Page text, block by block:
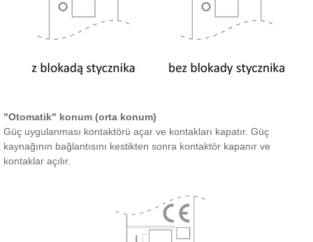
"Otomatik" konum (orta konum)
Güç uygulanması kontaktörü açar ve kontakları kapatır. Güç
kaynağının bağlantısını kestikten sonra kontaktör kapanır ve
kontaklar açılır.